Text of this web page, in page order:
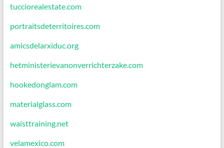
tucciorealestate.com
portraitsdeterritoires.com
amicsdelarxiduc.org
hetministerievanonverrichterzake.com
hookedonglam.com
materialglass.com
waisttraining.net
velamexico.com